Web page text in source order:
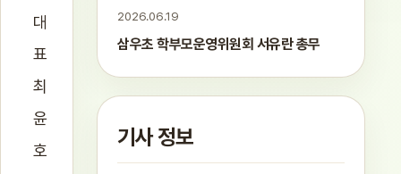
대
표
최
윤
호
2026.06.19
삼우초 학부모운영위원회 서유란 총무
기사 정보